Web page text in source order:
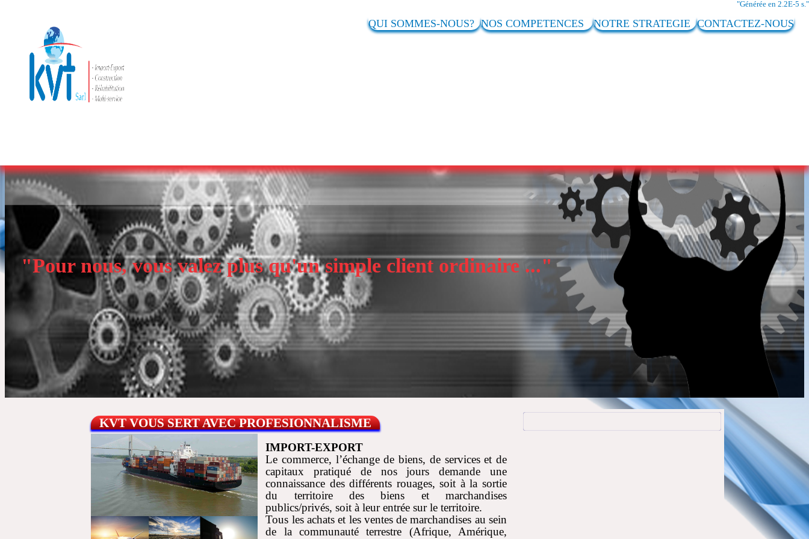
Générée en 2.2E-5 s.
QUI SOMMES-NOUS?NOS COMPETENCESNOTRE STRATEGIECONTACTEZ-NOUS
Pour nous, vous valez plus qu'un simple client ordinaire ...
KVT VOUS SERT AVEC PROFESIONNALISME
IMPORT-EXPORT
Le commerce, l’échange de biens, de services et de
capitaux pratiqué de nos jours demande une
connaissance des différents rouages, soit à la sortie
du territoire des biens et marchandises
publics/privés, soit à leur entrée sur le territoire.
Tous les achats et les ventes de marchandises au sein
de la communauté terrestre (Afrique, Amérique,